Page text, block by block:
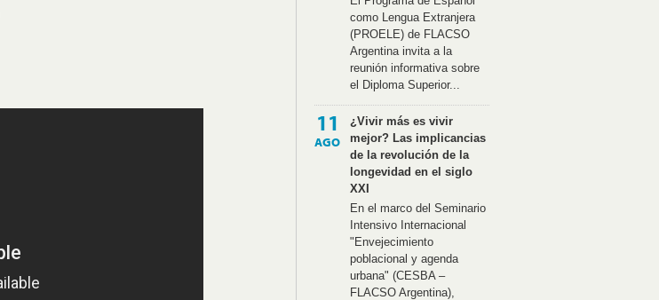
como Lengua Extranjera
(PROELE) de FLACSO
Argentina invita a la
reunión informativa sobre
el Diploma Superior...
11
AGO
¿Vivir más es vivir
mejor? Las implicancias
de la revolución de la
longevidad en el siglo
XXI
En el marco del Seminario
Intensivo Internacional
"Envejecimiento
poblacional y agenda
urbana" (CESBA –
FLACSO Argentina),